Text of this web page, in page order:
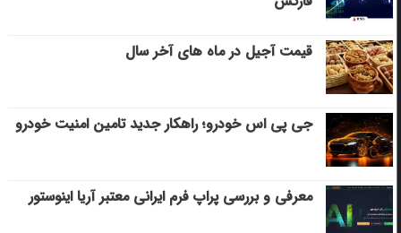
قیمت آجیل در ماه های آخر سال
جی پی اس خودرو؛ راهکار جدید تامین امنیت خودرو
معرفی و بررسی پراپ فرم ایرانی معتبر آریا اینوستور